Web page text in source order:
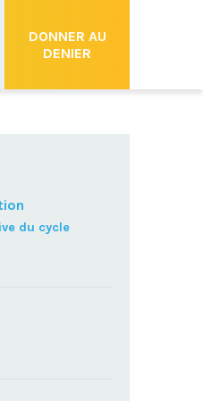
DONNER AU
DENIER
du cycle